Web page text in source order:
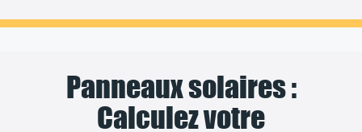
Panneaux solaires :
Calculez votre